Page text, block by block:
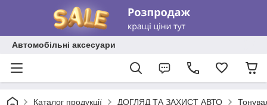
Автомобільні аксесуари
Каталог продукції ДОГЛЯД ТА ЗАХИСТ АВТО